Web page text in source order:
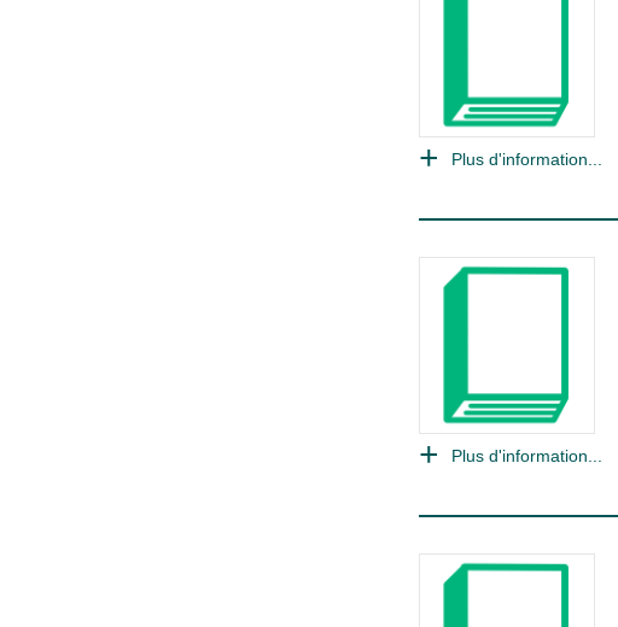
Plus d'information...
Plus d'information...